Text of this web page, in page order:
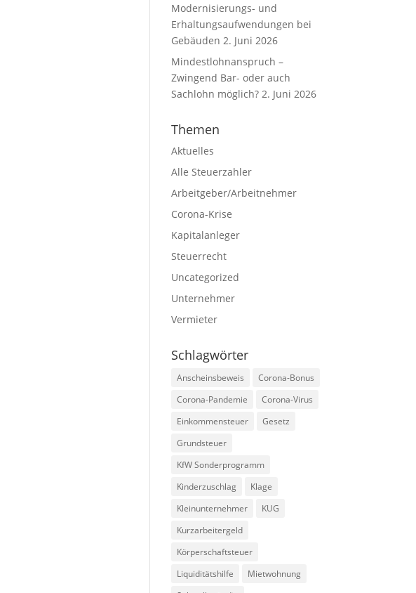
Modernisierungs- und
Erhaltungsaufwendungen bei
Gebäuden 2. Juni 2026
Mindestlohnanspruch –
Zwingend Bar- oder auch
Sachlohn möglich? 2. Juni 2026
Themen
Aktuelles
Alle Steuerzahler
Arbeitgeber/Arbeitnehmer
Corona-Krise
Kapitalanleger
Steuerrecht
Uncategorized
Unternehmer
Vermieter
Schlagwörter
Anscheinsbeweis
Corona-Bonus
Corona-Pandemie
Corona-Virus
Einkommensteuer
Gesetz
Grundsteuer
KfW Sonderprogramm
Kinderzuschlag
Klage
Kleinunternehmer
KUG
Kurzarbeitergeld
Körperschaftsteuer
Liquiditätshilfe
Mietwohnung